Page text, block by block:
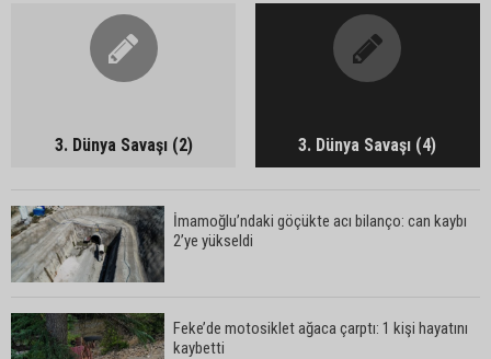
3. Dünya Savaşı (2) 3. Dünya Savaşı (4)
İmamoğlu’ndaki göçükte acı bilanço: can kaybı
2’ye yükseldi
Feke’de motosiklet ağaca çarptı: 1 kişi hayatını
kaybetti